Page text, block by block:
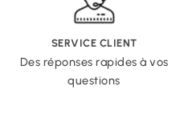
SERVICE CLIENT
Des réponses rapides à vos
questions